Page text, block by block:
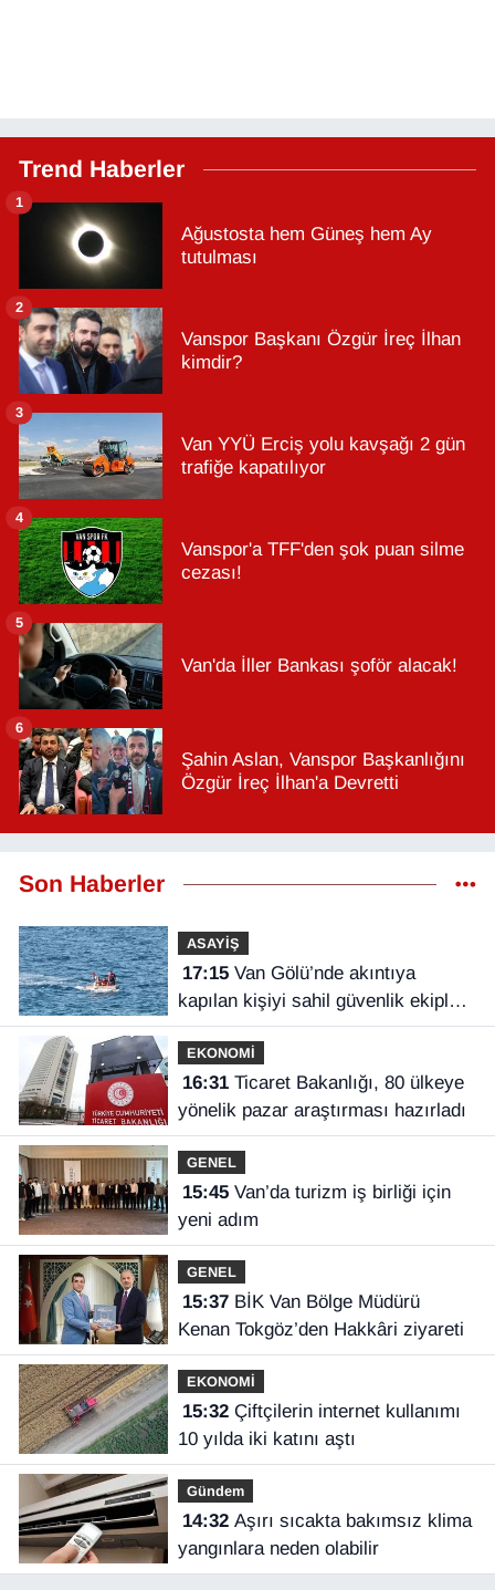
Trend Haberler
Ağustosta hem Güneş hem Ay
tutulması
1
Vanspor Başkanı Özgür İreç İlhan
kimdir?
2
Van YYÜ Erciş yolu kavşağı 2 gün
trafiğe kapatılıyor
3
Vanspor'a TFF'den şok puan silme
cezası!
4
Van'da İller Bankası şoför alacak!
5
Şahin Aslan, Vanspor Başkanlığını
Özgür İreç İlhan'a Devretti
6
Son Haberler
ASAYİŞ
17:15Van Gölü’nde akıntıya
kapılan kişiyi sahil güvenlik ekipleri
kurtardı
EKONOMİ
16:31Ticaret Bakanlığı, 80 ülkeye
yönelik pazar araştırması hazırladı
GENEL
15:45Van’da turizm iş birliği için
yeni adım
GENEL
15:37BİK Van Bölge Müdürü
Kenan Tokgöz’den Hakkâri ziyareti
EKONOMİ
15:32Çiftçilerin internet kullanımı
10 yılda iki katını aştı
Gündem
14:32Aşırı sıcakta bakımsız klima
yangınlara neden olabilir